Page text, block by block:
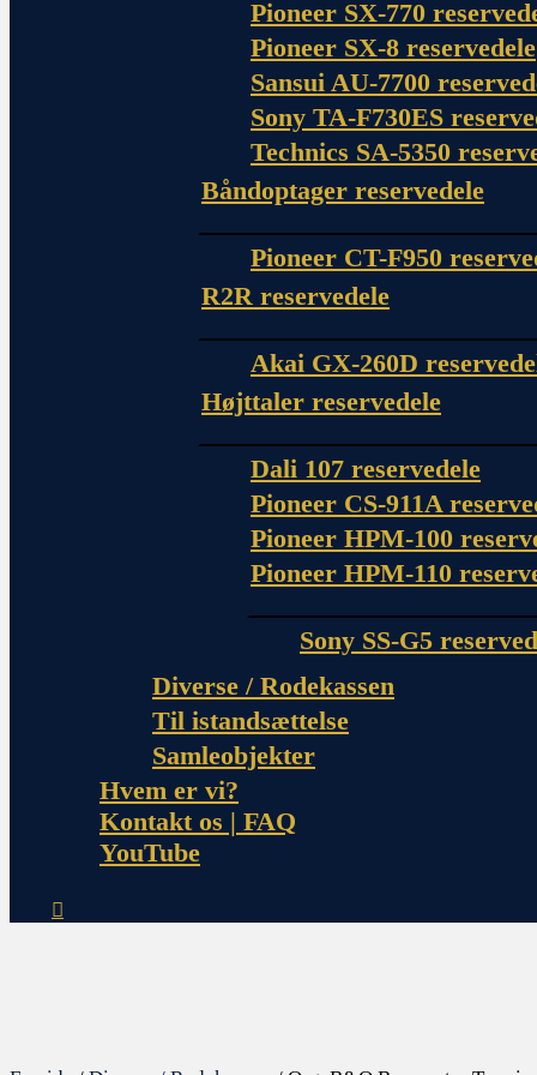
Pioneer SX-770
Pioneer SX-8 reservedele
Sansui AU-7700
Sony TA-F730ES
Technics SA-5350
Båndoptager reservedele
Pioneer CT-F950
R2R reservedele
Akai GX-260D
Højttaler reservedele
Dali 107 reservedele
Pioneer CS-911A
Pioneer HPM-100
Pioneer HPM-110
Sony SS-G5
Diverse / Rodekassen
Til istandsættelse
Samleobjekter
Hvem er vi?
Kontakt os | FAQ
YouTube